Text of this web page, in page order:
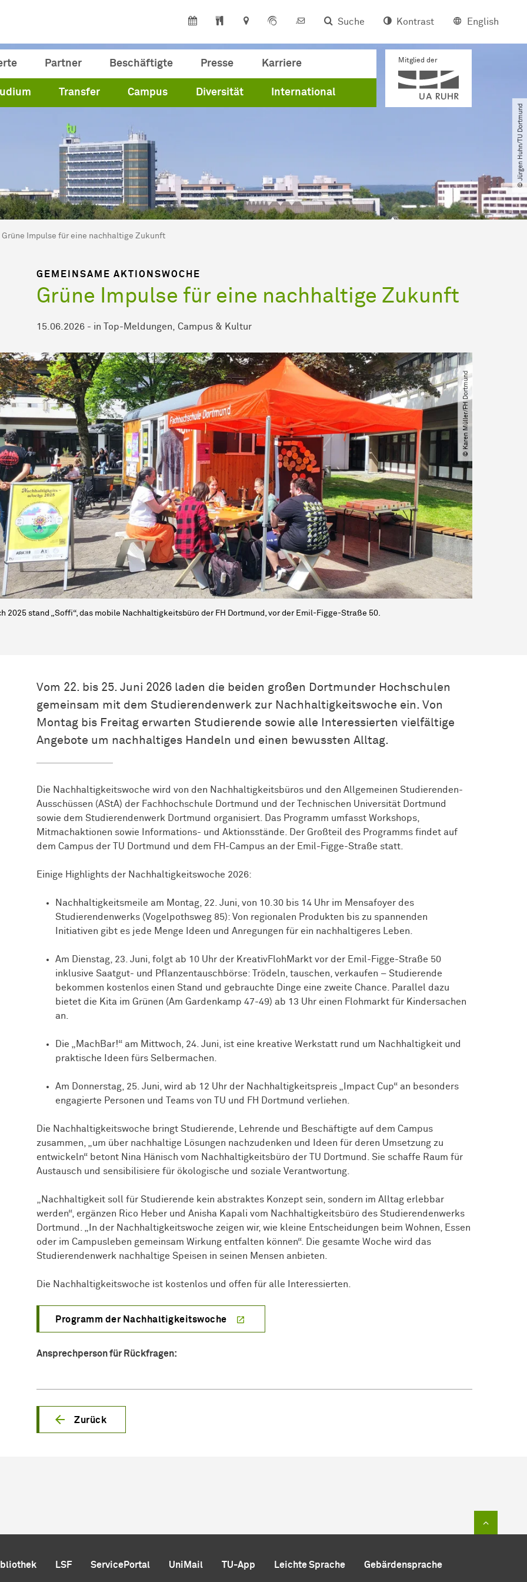
Suche Kontrast English
Partner Beschäftigte Presse Karriere
Transfer Campus Diversität International
Mitglied der
© Jürgen Huhn​/​TU Dortmund
hier:
Grüne Impulse für eine nachhaltige Zukunft
GEMEINSAME AKTIONSWOCHE
Grüne Impulse für eine nachhaltige Zukunft
15.06.2026 - in Top-Meldungen Campus & Kultur
© Karen Müller​/​FH Dortmund
2025 stand „Soffi“, das mobile Nachhaltigkeitsbüro der FH Dortmund, vor der Emil-Figge-Straße 50.
Vom 22. bis 25. Juni 2026 laden die beiden großen Dortmunder Hochschulen
gemeinsam mit dem Studierendenwerk zur Nachhaltigkeitswoche ein. Von
Montag bis Freitag erwarten Studierende sowie alle Interessierten vielfältige
Angebote um nachhaltiges Handeln und einen bewussten Alltag.
Die Nachhaltigkeitswoche wird von den Nachhaltigkeitsbüros und den Allgemeinen Studierenden-
Ausschüssen (AStA) der Fachhochschule Dortmund und der Technischen Universität Dortmund
sowie dem Studierendenwerk Dortmund organisiert. Das Programm umfasst Workshops,
Mitmachaktionen sowie Informations- und Aktionsstände. Der Großteil des Programms findet auf
dem Campus der TU Dortmund und dem FH-Campus an der Emil-Figge-Straße statt.
Einige Highlights der Nachhaltigkeitswoche 2026:
Nachhaltigkeitsmeile am Montag, 22. Juni, von 10.30 bis 14 Uhr im Mensafoyer des
Studierendenwerks (Vogelpothsweg 85): Von regionalen Produkten bis zu spannenden
Initiativen gibt es jede Menge Ideen und Anregungen für ein nachhaltigeres Leben.
Am Dienstag, 23. Juni, folgt ab 10 Uhr der KreativFlohMarkt vor der Emil-Figge-Straße 50
inklusive Saatgut- und Pflanzentauschbörse: Trödeln, tauschen, verkaufen – Studierende
bekommen kostenlos einen Stand und gebrauchte Dinge eine zweite Chance. Parallel dazu
bietet die Kita im Grünen (Am Gardenkamp 47-49) ab 13 Uhr einen Flohmarkt für Kindersachen
an.
Die „MachBar!“ am Mittwoch, 24. Juni, ist eine kreative Werkstatt rund um Nachhaltigkeit und
praktische Ideen fürs Selbermachen.
Am Donnerstag, 25. Juni, wird ab 12 Uhr der Nachhaltigkeitspreis „Impact Cup“ an besonders
engagierte Personen und Teams von TU und FH Dortmund verliehen.
Die Nachhaltigkeitswoche bringt Studierende, Lehrende und Beschäftigte auf dem Campus
zusammen
„um über nachhaltige Lösungen nachzudenken und Ideen für deren Umsetzung zu
entwickeln“ betont Nina Hänisch vom Nachhaltigkeitsbüro der TU Dortmund. Sie schaffe Raum für
Austausch und sensibilisiere für ökologische und soziale Verantwortung.
„Nachhaltigkeit soll für Studierende kein abstraktes Konzept sein, sondern im Alltag erlebbar
werden“, ergänzen Rico Heber und Anisha Kapali vom Nachhaltigkeitsbüro des Studierendenwerks
Dortmund. „In der Nachhaltigkeitswoche zeigen wir, wie kleine Entscheidungen beim Wohnen, Essen
oder im Campusleben gemeinsam Wirkung entfalten können“. Die gesamte Woche wird das
Studierendenwerk nachhaltige Speisen in seinen Mensen anbieten.
Die Nachhaltigkeitswoche ist kostenlos und offen für alle Interessierten.
Programm der Nachhaltigkeitswoche
Ansprechperson für Rückfragen:
Zurück
LSF ServicePortal UniMail TU-App Leichte Sprache Gebärdensprache